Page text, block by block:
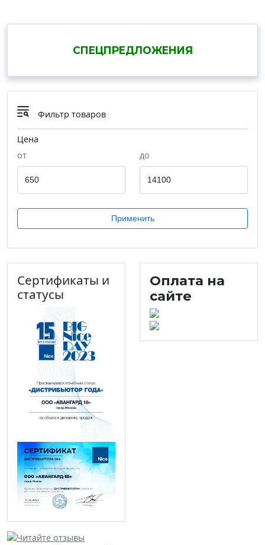
СПЕЦПРЕДЛОЖЕНИЯ
Фильтр товаров
Цена
от
до
Применить
Сертификаты и
статусы
Оплата на
сайте